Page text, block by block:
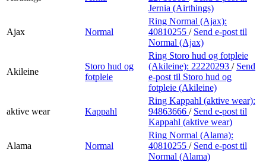
Jernia (Airthings)
Ajax Normal
Ring Normal (Ajax):
40810255 / Send e-post til
Normal (Ajax)
Akileine
Storo hud og
fotpleie
Ring Storo hud og fotpleie
(Akileine): 22220293 / Send
e-post til Storo hud og
fotpleie (Akileine)
aktive wear Kappahl
Ring Kappahl (aktive wear):
94863666 / Send e-post til
Kappahl (aktive wear)
Alama Normal
Ring Normal (Alama):
40810255 / Send e-post til
Normal (Alama)